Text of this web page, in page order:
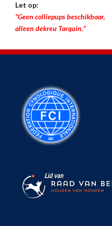
Let op:
“Geen colliepups beschikbaar,
alleen dekreu Tarquin.”